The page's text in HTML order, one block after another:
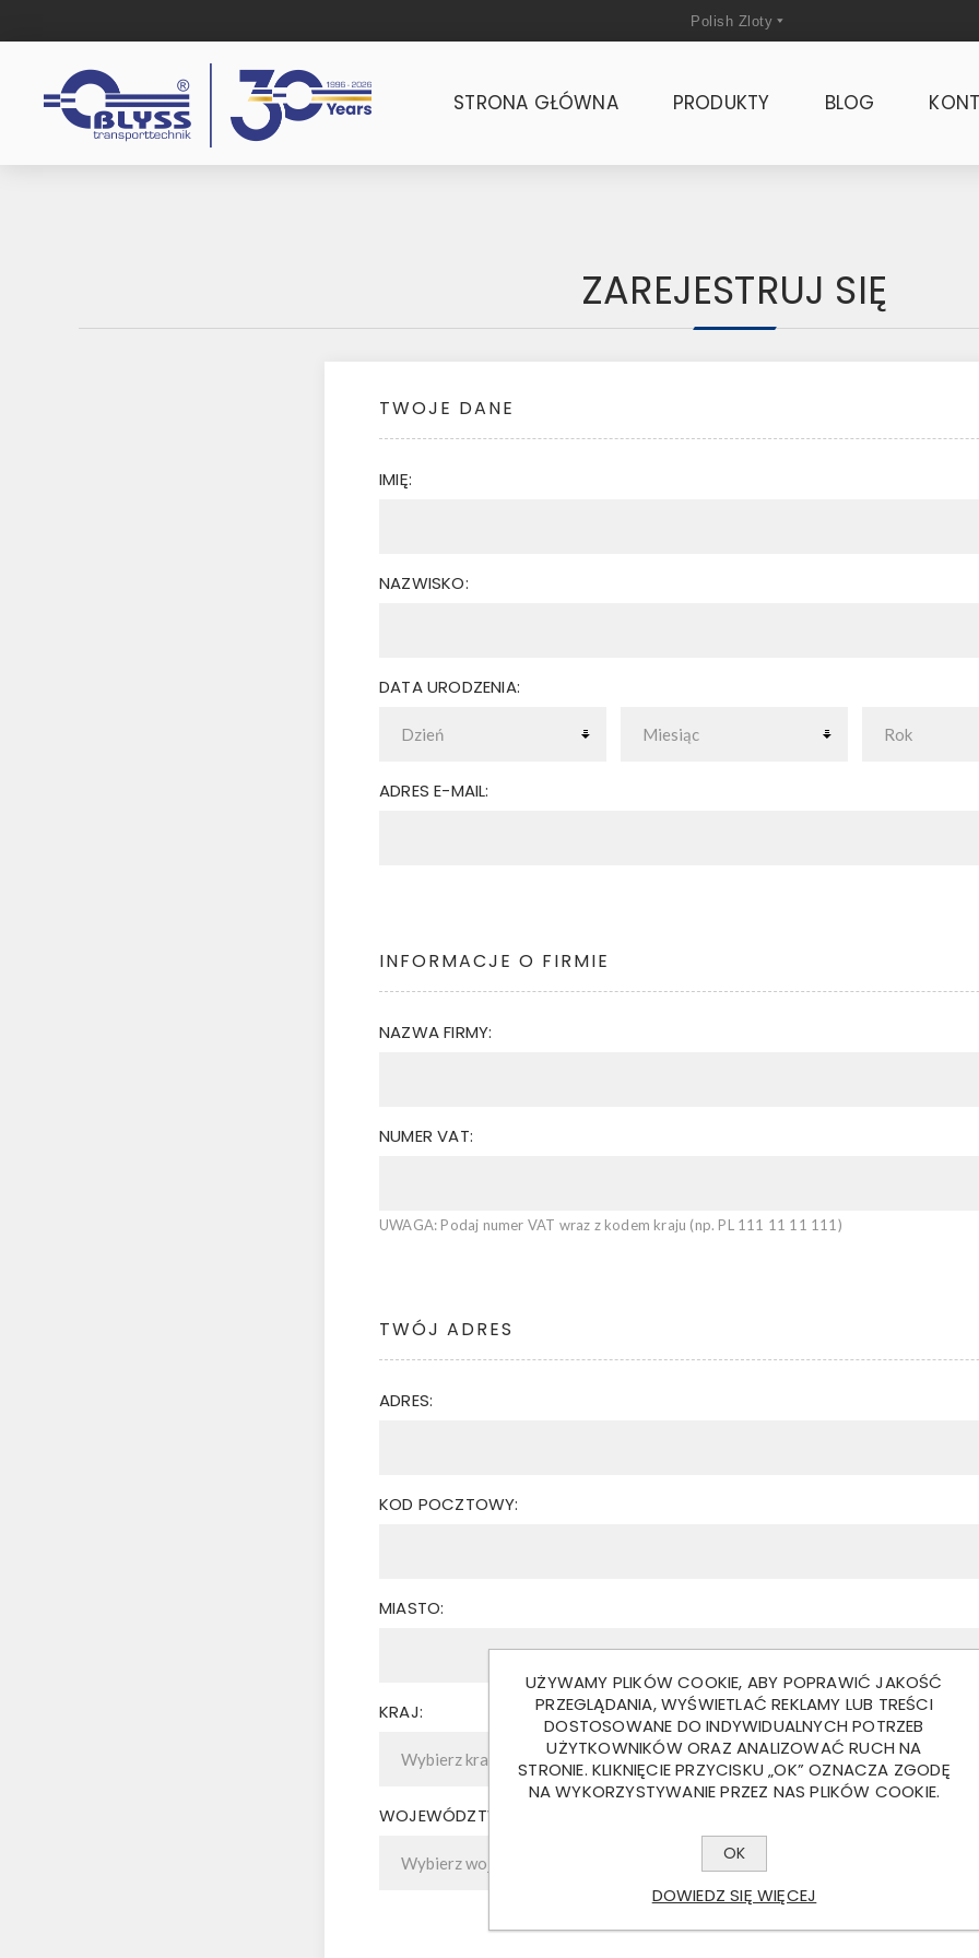
STRONA GŁÓWNA PRODUKTY BLOG
ZAREJESTRUJ SIĘ
TWOJE DANE
IMIĘ:
NAZWISKO:
DATA URODZENIA:
ADRES E-MAIL:
INFORMACJE O FIRMIE
NAZWA FIRMY:
NUMER VAT:
UWAGA: Podaj numer VAT wraz z kodem kraju (np. PL 111 11 11 111)
TWÓJ ADRES
ADRES:
KOD POCZTOWY:
MIASTO:
KRAJ:
WOJEWÓDZTWO:
UŻYWAMY PLIKÓW COOKIE, ABY POPRAWIĆ JAKOŚĆ
PRZEGLĄDANIA, WYŚWIETLAĆ REKLAMY LUB TREŚCI
DOSTOSOWANE DO INDYWIDUALNYCH POTRZEB
UŻYTKOWNIKÓW ORAZ ANALIZOWAĆ RUCH NA
STRONIE. KLIKNIĘCIE PRZYCISKU „OK” OZNACZA ZGODĘ
NA WYKORZYSTYWANIE PRZEZ NAS PLIKÓW COOKIE.
OK
DOWIEDZ SIĘ WIĘCEJ